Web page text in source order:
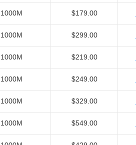
1000M $179.00
1000M $299.00
1000M $219.00
1000M $249.00
1000M $329.00
1000M $549.00